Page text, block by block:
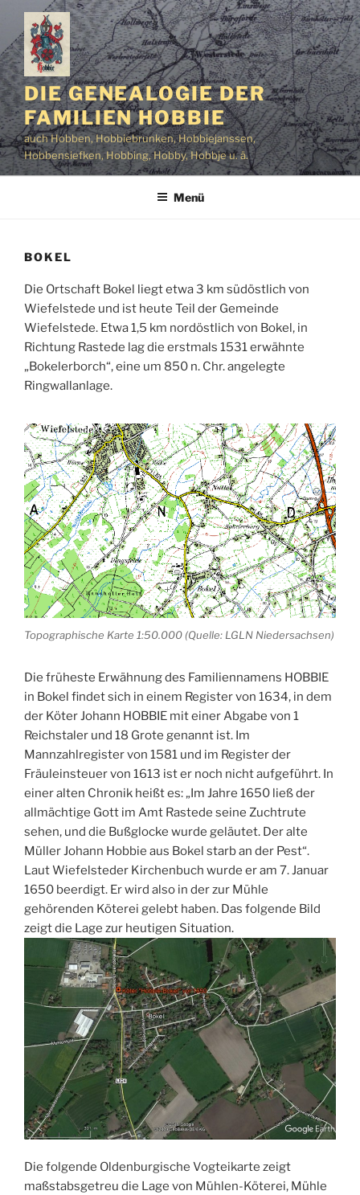
Zum
Inhalt
springen
DIE GENEALOGIE DER
FAMILIEN HOBBIE
auch Hobben, Hobbiebrunken, Hobbiejanssen,
Hobbensiefken, Hobbing, Hobby, Hobbje u. ä.
Menü
BOKEL
Die Ortschaft Bokel liegt etwa 3 km südöstlich von
Wiefelstede und ist heute Teil der Gemeinde
Wiefelstede. Etwa 1,5 km nordöstlich von Bokel, in
Richtung Rastede lag die erstmals 1531 erwähnte
„Bokelerborch“, eine um 850 n. Chr. angelegte
Ringwallanlage.
Topographische Karte 1:50.000 (Quelle: LGLN Niedersachsen)
Die früheste Erwähnung des Familiennamens HOBBIE
in Bokel findet sich in einem Register von 1634, in dem
der Köter Johann HOBBIE mit einer Abgabe von 1
Reichstaler und 18 Grote genannt ist. Im
Mannzahlregister von 1581 und im Register der
Fräuleinsteuer von 1613 ist er noch nicht aufgeführt. In
einer alten Chronik heißt es: „Im Jahre 1650 ließ der
allmächtige Gott im Amt Rastede seine Zuchtrute
sehen, und die Bußglocke wurde geläutet. Der alte
Müller Johann Hobbie aus Bokel starb an der Pest“.
Laut Wiefelsteder Kirchenbuch wurde er am 7. Januar
1650 beerdigt. Er wird also in der zur Mühle
gehörenden Köterei gelebt haben. Das folgende Bild
zeigt die Lage zur heutigen Situation.
Die folgende Oldenburgische Vogteikarte zeigt
maßstabsgetreu die Lage von Mühlen-Köterei, Mühle